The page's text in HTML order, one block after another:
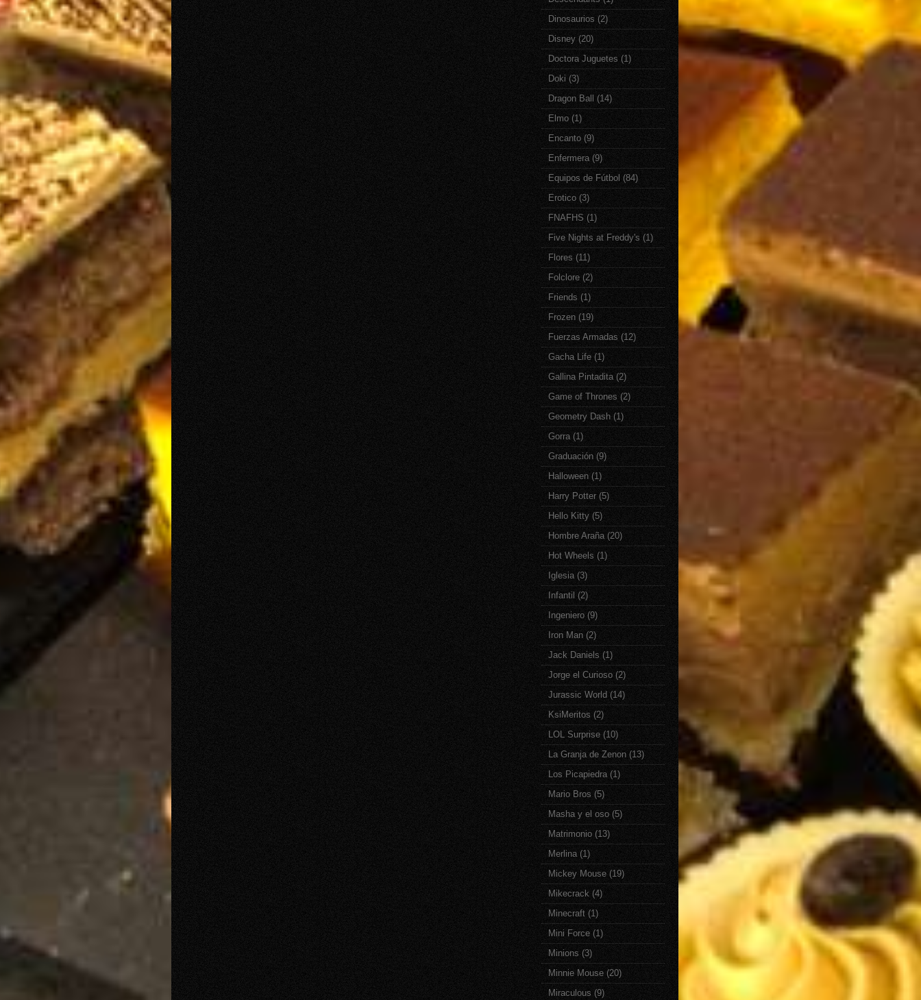
Dinosaurios (2)
Disney (20)
Doctora Juguetes (1)
Doki (3)
Dragon Ball
(14)
Elmo (1)
Encanto (9)
Enfermera (9)
Equipos de Fútbol (84)
Erotico (3)
FNAFHS (1)
Five Nights at Freddy's (1)
Flores (11)
Folclore (2)
Friends (1)
Frozen (19)
Fuerzas Armadas (12)
Gacha Life (1)
Gallina Pintadita (2)
Game of Thrones (2)
Geometry Dash (1)
Gorra (1)
Graduación (9)
Halloween (1)
Harry Potter (5)
Hello Kitty (5)
Hombre Araña (20)
Hot Wheels (1)
Iglesia (3)
Infantil (2)
Ingeniero (9)
Iron Man (2)
Jack Daniels (1)
Jorge el Curioso (2)
Jurassic World (14)
KsiMeritos (2)
LOL Surprise (10)
La Granja de Zenon (13)
Los Picapiedra (1)
Mario Bros (5)
Masha y el oso (5)
Matrimonio (13)
Merlina (1)
Mickey Mouse (19)
Mikecrack (4)
Minecraft (1)
Mini Force (1)
Minions (3)
Minnie Mouse (20)
Miraculous (9)